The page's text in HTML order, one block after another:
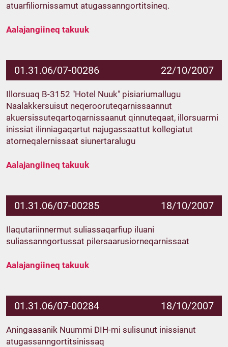
atuarfiliornissamut atugassanngortitsineq.
Aalajangiineq takuuk
01.31.06/07-00286 22/10/2007
Illorsuaq B-3152 "Hotel Nuuk" pisiariumallugu
Naalakkersuisut neqerooruteqarnissaannut
akuersissuteqartoqarnissaanut qinnuteqaat, illorsuarmi
inissiat ilinniagaqartut najugassaattut kollegiatut
atorneqalernissaat siunertaralugu
Aalajangiineq takuuk
01.31.06/07-00285 18/10/2007
Ilaqutariinnermut suliassaqarfiup iluani
suliassanngortussat pilersaarusiorneqarnissaat
Aalajangiineq takuuk
01.31.06/07-00284 18/10/2007
Aningaasanik Nuummi DIH-mi sulisunut inissianut
atugassanngortitsinissaq